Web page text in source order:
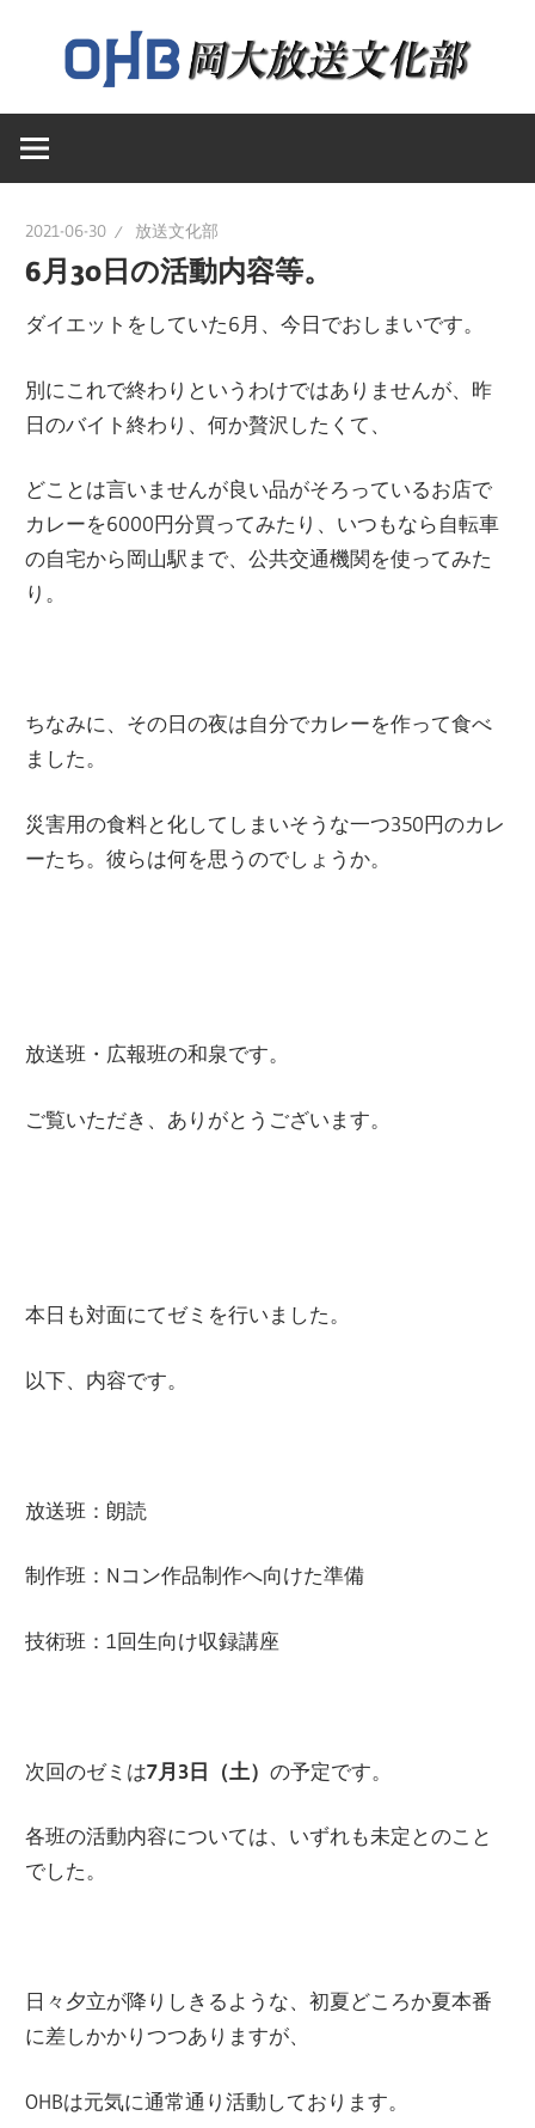
ン
へ
大
放
送
部
（OHB）
岡
大
送
文
化
の
ウ
ブ
ペ
ー
2021-06-30 放送文化部
6月30日の活動内容等。
ダイエットをしていた6月、今日でおしまいです。
別にこれで終わりというわけではありませんが、昨
日のバイト終わり、何か贅沢したくて、
どことは言いませんが良い品がそろっているお店で
カレーを6000円分買ってみたり、いつもなら自転車
の自宅から岡山駅まで、公共交通機関を使ってみた
り。
ちなみに、その日の夜は自分でカレーを作って食べ
ました。
災害用の食料と化してしまいそうな一つ350円のカレ
ーたち。彼らは何を思うのでしょうか。
放送班・広報班の和泉です。
ご覧いただき、ありがとうございます。
本日も対面にてゼミを行いました。
以下、内容です。
放送班：朗読
制作班：Nコン作品制作へ向けた準備
技術班：1回生向け収録講座
次回のゼミは7月3日（土）の予定です。
各班の活動内容については、いずれも未定とのこと
でした。
日々夕立が降りしきるような、初夏どころか夏本番
に差しかかりつつありますが、
OHBは元気に通常通り活動しております。